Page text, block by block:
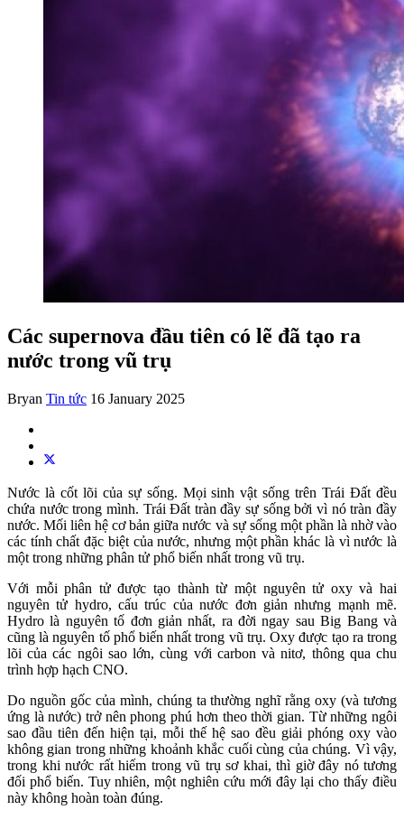
Các supernova đầu tiên có lẽ đã tạo ra
nước trong vũ trụ
Bryan Tin tức 16 January 2025
Nước là cốt lõi của sự sống. Mọi sinh vật sống trên Trái Đất đều
chứa nước trong mình. Trái Đất tràn đầy sự sống bởi vì nó tràn đầy
nước. Mối liên hệ cơ bản giữa nước và sự sống một phần là nhờ vào
các tính chất đặc biệt của nước, nhưng một phần khác là vì nước là
một trong những phân tử phổ biến nhất trong vũ trụ.
Với mỗi phân tử được tạo thành từ một nguyên tử oxy và hai
nguyên tử hydro, cấu trúc của nước đơn giản nhưng mạnh mẽ.
Hydro là nguyên tố đơn giản nhất, ra đời ngay sau Big Bang và
cũng là nguyên tố phổ biến nhất trong vũ trụ. Oxy được tạo ra trong
lõi của các ngôi sao lớn, cùng với carbon và nitơ, thông qua chu
trình hợp hạch CNO.
Do nguồn gốc của mình, chúng ta thường nghĩ rằng oxy (và tương
ứng là nước) trở nên phong phú hơn theo thời gian. Từ những ngôi
sao đầu tiên đến hiện tại, mỗi thế hệ sao đều giải phóng oxy vào
không gian trong những khoảnh khắc cuối cùng của chúng. Vì vậy,
trong khi nước rất hiếm trong vũ trụ sơ khai, thì giờ đây nó tương
đối phổ biến. Tuy nhiên, một nghiên cứu mới đây lại cho thấy điều
này không hoàn toàn đúng.